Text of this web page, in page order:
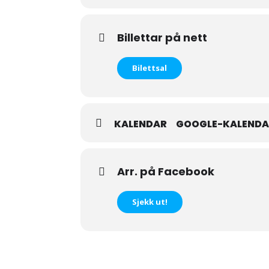
Billettar på nett
Bilettsal
KALENDAR GOOGLE-
Arr. på Facebook
Sjekk ut!